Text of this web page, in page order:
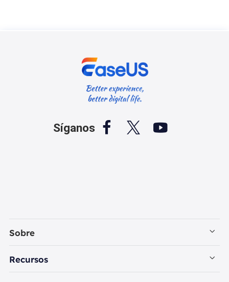
Síganos   
Sobre
Empresa
Recursos